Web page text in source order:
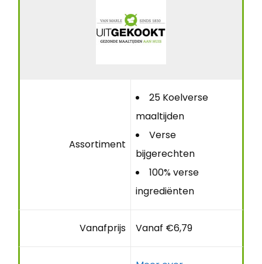
Assortiment
25 Koelverse
maaltijden
Verse
bijgerechten
100% verse
ingrediënten
Vanafprijs Vanaf €6,79